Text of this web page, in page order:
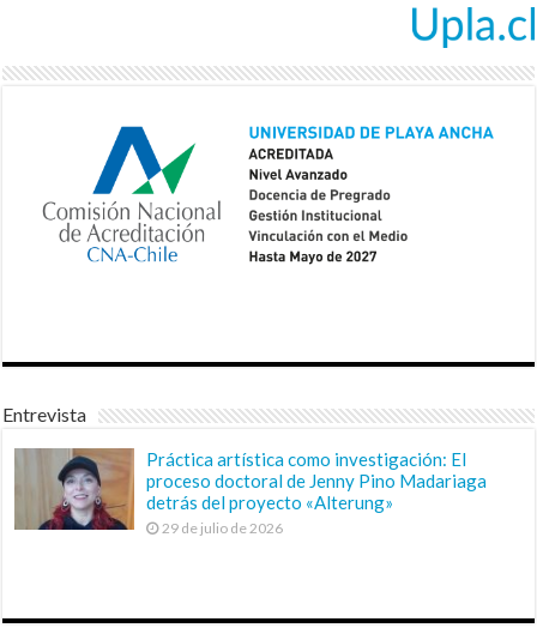
Entrevista
Práctica artística como investigación: El
proceso doctoral de Jenny Pino Madariaga
detrás del proyecto «Alterung»
29 de julio de 2026